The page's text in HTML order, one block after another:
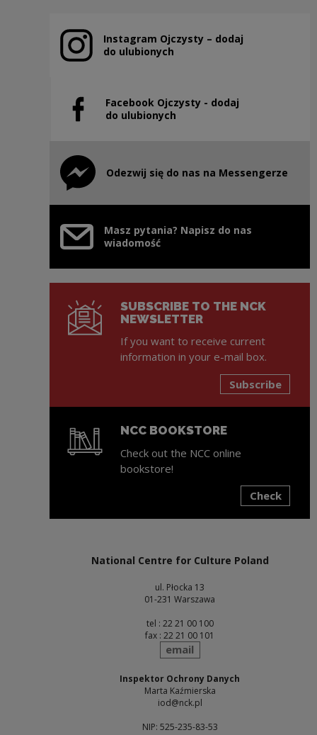
Instagram Ojczysty – dodaj
do ulubionych
Note, the link will open in a new window
Facebook Ojczysty - dodaj
do ulubionych
Note, the link will open in a new window
Odezwij się do nas na Messengerze
Note, the link will open in a new window
Masz pytania? Napisz do nas
wiadomość
SUBSCRIBE TO THE NCK
NEWSLETTER
If you want to receive current
information in your e-mail box.
Subscribe
NCC BOOKSTORE
Check out the NCC online
bookstore!
Check
National Centre for Culture Poland
ul. Płocka 13
01-231 Warszawa
tel : 22 21 00 100
fax : 22 21 00 101
send
email
Inspektor Ochrony Danych
Marta Kaźmierska
iod@nck.pl
NIP: 525-235-83-53